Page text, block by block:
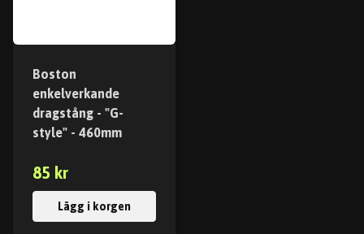
Boston
enkelverkande
dragstång - "G-
style" - 460mm
85 kr
Lägg i korgen